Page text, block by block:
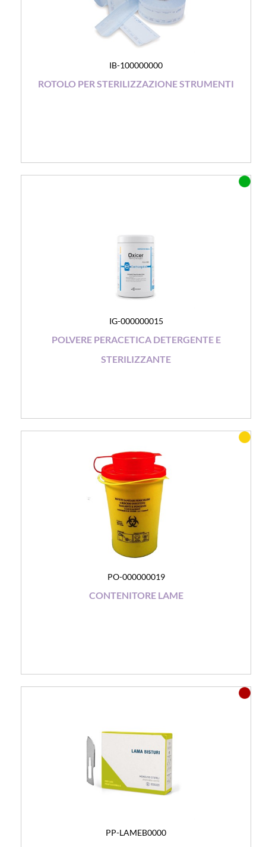
IB-100000000
ROTOLO PER STERILIZZAZIONE STRUMENTI
IG-000000015
POLVERE PERACETICA DETERGENTE E
STERILIZZANTE
PO-000000019
CONTENITORE LAME
PP-LAMEB0000